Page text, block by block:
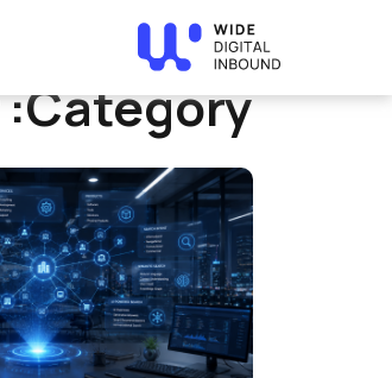
Home
» تحسين محركات البحث (SEO)
Category: